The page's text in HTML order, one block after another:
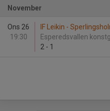
November
Ons 26
19:30
IF Leikin -
Esperedsvallen
2 - 1